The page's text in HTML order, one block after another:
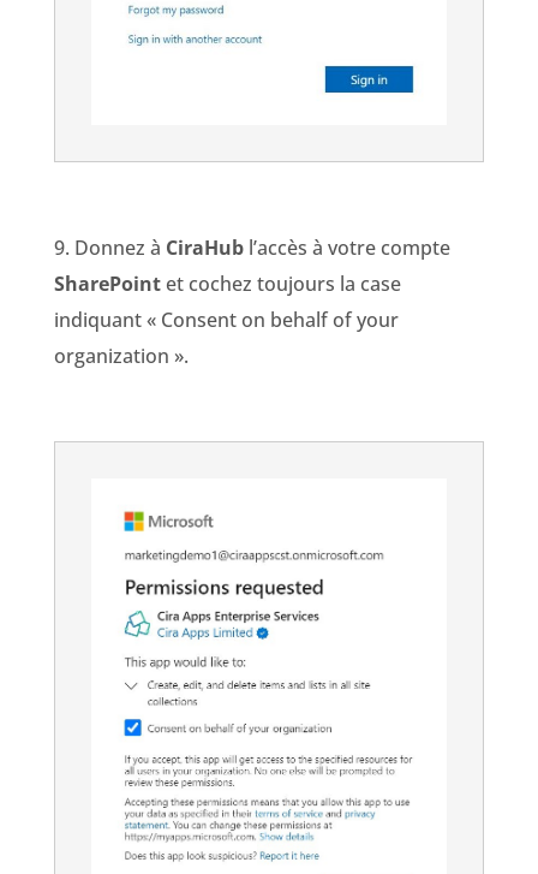
9. Donnez à CiraHubl’accès à votre compte
SharePointet cochez toujours la case
indiquant « Consent on behalf of your
organization ».